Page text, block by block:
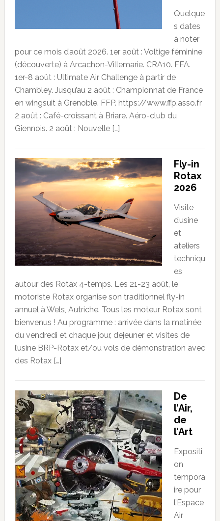
Quelque
s dates
à noter
pour ce mois d’août 2026. 1er août : Voltige féminine
(découverte) à Arcachon-Villemarie. CRA10. FFA.
1er-8 août : Ultimate Air Challenge à partir de
Chambley. Jusqu’au 2 août : Championnat de France
en wingsuit à Grenoble. FFP. https://www.ffp.asso.fr
2 août : Café-croissant à Briare. Aéro-club du
Giennois. 2 août : Nouvelle […]
Fly-in
Rotax
2026
Visite
d’usine
et
ateliers
techniqu
es
autour des Rotax 4-temps. Les 21-23 août, le
motoriste Rotax organise son traditionnel fly-in
annuel à Wels, Autriche. Tous les moteur Rotax sont
bienvenus ! Au programme : arrivée dans la matinée
du vendredi et chaque jour, dejeuner et visites de
l’usine BRP-Rotax et/ou vols de démonstration avec
des Rotax […]
De
l’Air,
de
l’Art
Expositi
on
tempora
ire pour
l’Espace
Air